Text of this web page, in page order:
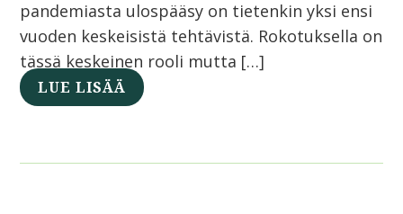
pandemiasta ulospääsy on tietenkin yksi ensi
vuoden keskeisistä tehtävistä. Rokotuksella on
tässä keskeinen rooli mutta […]
LUE LISÄÄ